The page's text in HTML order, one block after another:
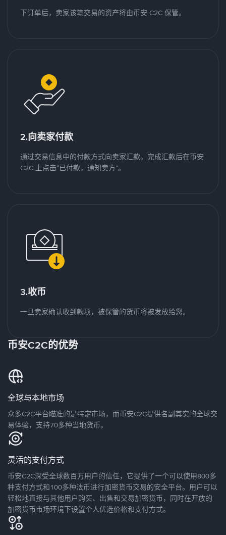
下订单后，卖家该笔交易的资产将由币安 C2C 保管。
2.向卖家付款
通过交易信息中的付款方式向卖家汇款。完成汇款后在币安
C2C 上点击“已付款，通知卖方”。
3.收币
一旦卖家确认收到款项，被保管的货币将被发放给您。
币安C2C的优势
全球与本地市场
众多C2C平台瞄准的是特定市场，而币安C2C提供名副其实的全球交
易体验，支持70多种当地货币。
灵活的支付方式
币安C2C深受全球数百万用户的信任，它提供了一个可以使用800多
种支付方式和100多种法币进行加密货币交易的安全平台。用户可以
轻松地直接与其他用户购买、出售和交易加密货币，同时在开放的
加密货币市场环境下设置个人优选价格和支付方式。